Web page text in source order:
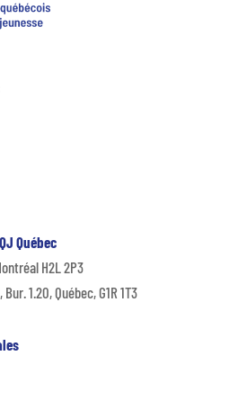
Québec
H2L 2P3
1.20, Québec, G1R 1T3